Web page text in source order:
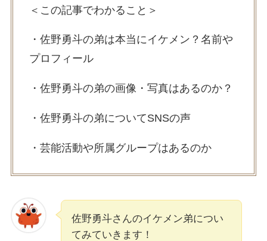
＜この記事でわかること＞
・佐野勇斗の弟は本当にイケメン？名前や
プロフィール
・佐野勇斗の弟の画像・写真はあるのか？
・佐野勇斗の弟についてSNSの声
・芸能活動や所属グループはあるのか
佐野勇斗さんのイケメン弟につい
てみていきます！